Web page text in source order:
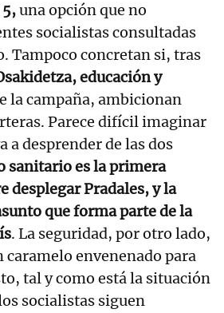
una opción que no
socialistas consultadas
Tampoco concretan si, tras
educación y
la campaña, ambicionan
Parece difícil imaginar
a desprender de las dos
sanitario es la primera
desplegar Pradales, y la
que forma parte de la
. La seguridad, por otro lado,
caramelo envenenado para
tal y como está la situación
socialistas siguen